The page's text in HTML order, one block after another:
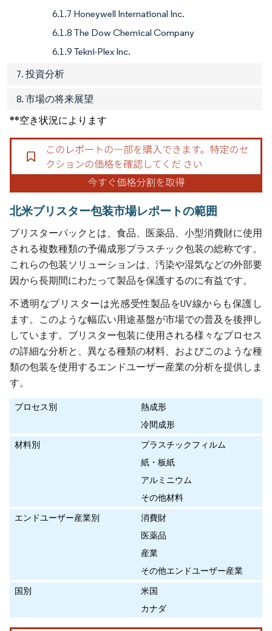
6.1.7 Honeywell International Inc.
6.1.8 The Dow Chemical Company
6.1.9 Tekni-Plex Inc.
7. 投資分析
8. 市場の将来展望
**空き状況によります
北米ブリスター包装市場レポートの範囲
ブリスターパックとは、食品、医薬品、小型消費財に使用
される複数種類の予備成形プラスチック包装の総称です。
これらの包装ソリューションは、汚染や湿気などの外部要
因から長期間にわたって製品を保護するのに有益です。
不透明なブリスターは光感受性製品をUV線からも保護し
ます。このような幅広い用途基盤が市場での普及を後押し
しています。ブリスター包装に使用される様々なプロセス
の詳細な分析と、異なる種類の材料、およびこのような種
類の包装を使用するエンドユーザー産業の分析を提供しま
す。
プロセス別
熱成形
冷間成形
材料別
プラスチックフィルム
紙・板紙
アルミニウム
その他材料
エンドユーザー産業別
消費財
医薬品
産業
その他エンドユーザー産業
国別
米国
カナダ